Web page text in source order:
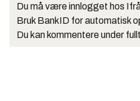
Du må være innlogget hos
Bruk BankID for automatisk
Du kan kommentere under